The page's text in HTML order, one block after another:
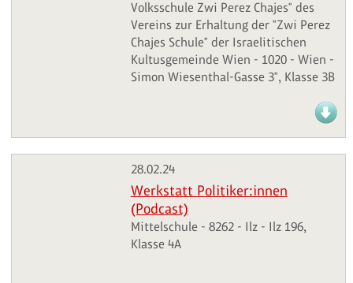
Volksschule Zwi Perez Chajes" des
Vereins zur Erhaltung der "Zwi Perez
Chajes Schule" der Israelitischen
Kultusgemeinde Wien - 1020 - Wien -
Simon Wiesenthal-Gasse 3", Klasse 3B
28.02.24
Werkstatt Politiker:innen
(Podcast)
Mittelschule - 8262 - Ilz - Ilz 196,
Klasse 4A